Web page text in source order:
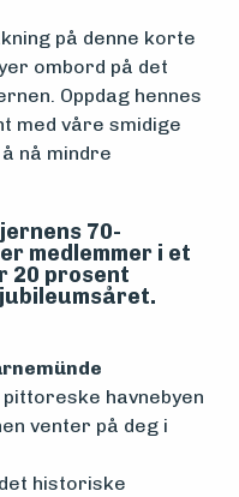
på denne korte
ombord på det
Oppdag hennes
med våre smidige
nå mindre
70-
medlemmer i et
20 prosent
havnebyen
venter på deg i
historiske